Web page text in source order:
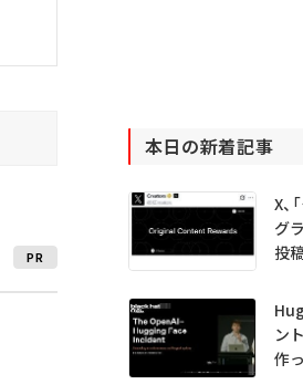
PR
本日の新着記事
X、
グ
投
ン
作